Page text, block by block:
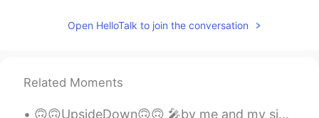
私は独学で言語を勉強しています。
Open HelloTalk to join the conversation
Related Moments
🙃🙃UpsideDown🙃🙃 🎤by me and my sister 📝jack johnson Who's to say What's impossible Well they for...